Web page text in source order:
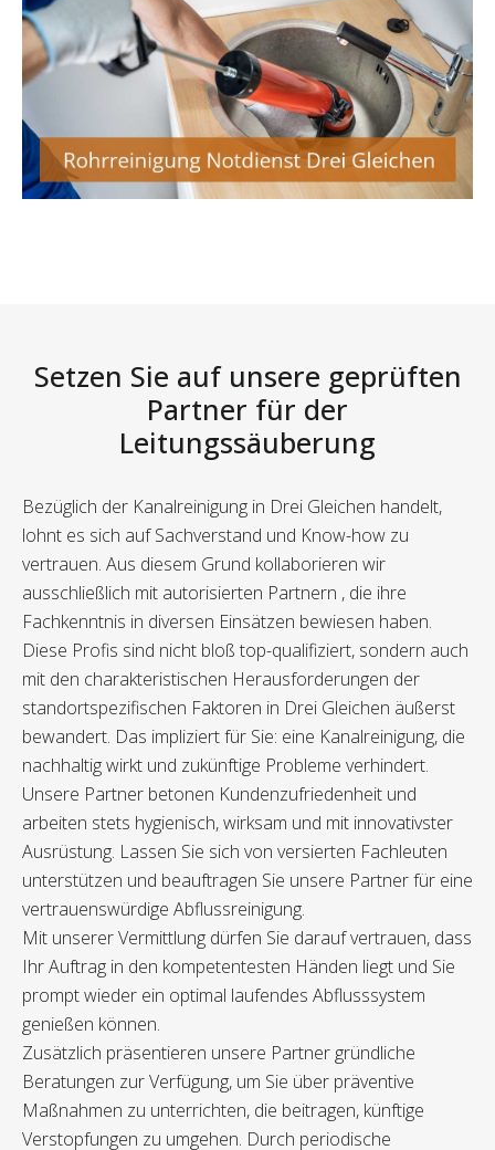
Setzen Sie auf unsere geprüften
Partner für der
Leitungssäuberung
Bezüglich der Kanalreinigung in Drei Gleichen handelt,
lohnt es sich auf Sachverstand und Know-how zu
vertrauen. Aus diesem Grund kollaborieren wir
ausschließlich mit autorisierten Partnern , die ihre
Fachkenntnis in diversen Einsätzen bewiesen haben.
Diese Profis sind nicht bloß top-qualifiziert, sondern auch
mit den charakteristischen Herausforderungen der
standortspezifischen Faktoren in Drei Gleichen äußerst
bewandert. Das impliziert für Sie: eine Kanalreinigung, die
nachhaltig wirkt und zukünftige Probleme verhindert.
Unsere Partner betonen Kundenzufriedenheit und
arbeiten stets hygienisch, wirksam und mit innovativster
Ausrüstung. Lassen Sie sich von versierten Fachleuten
unterstützen und beauftragen Sie unsere Partner für eine
vertrauenswürdige Abflussreinigung.
Mit unserer Vermittlung dürfen Sie darauf vertrauen, dass
Ihr Auftrag in den kompetentesten Händen liegt und Sie
prompt wieder ein optimal laufendes Abflusssystem
genießen können.
Zusätzlich präsentieren unsere Partner gründliche
Beratungen zur Verfügung, um Sie über präventive
Maßnahmen zu unterrichten, die beitragen, künftige
Verstopfungen zu umgehen. Durch periodische